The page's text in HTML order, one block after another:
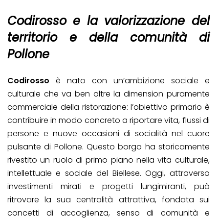
Codirosso e la valorizzazione del
territorio e della comunità di
Pollone
Codirosso è nato con un’ambizione sociale e
culturale che va ben oltre la dimension puramente
commerciale della ristorazione: l’obiettivo primario è
contribuire in modo concreto a riportare vita, flussi di
persone e nuove occasioni di socialità nel cuore
pulsante di Pollone. Questo borgo ha storicamente
rivestito un ruolo di primo piano nella vita culturale,
intellettuale e sociale del Biellese. Oggi, attraverso
investimenti mirati e progetti lungimiranti, può
ritrovare la sua centralità attrattiva, fondata sui
concetti di accoglienza, senso di comunità e